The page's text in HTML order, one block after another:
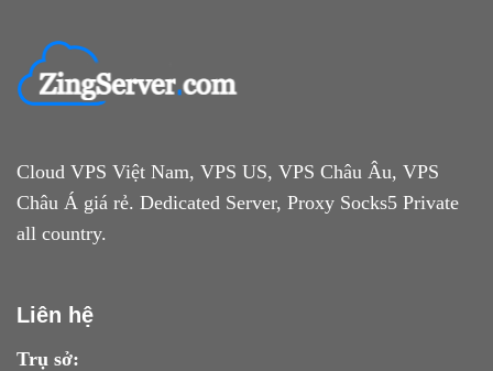
Cloud VPS Việt Nam, VPS US, VPS Châu Âu, VPS
Châu Á giá rẻ. Dedicated Server, Proxy Socks5 Private
all country.
Liên hệ
Trụ sở: